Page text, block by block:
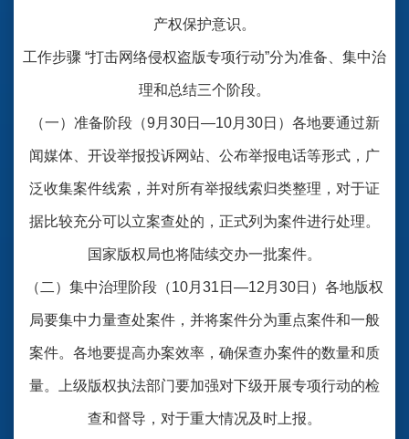
产权保护意识。
工作步骤 “打击网络侵权盗版专项行动”分为准备、集中治
理和总结三个阶段。
（一）准备阶段（9月30日―10月30日）各地要通过新
闻媒体、开设举报投诉网站、公布举报电话等形式，广
泛收集案件线索，并对所有举报线索归类整理，对于证
据比较充分可以立案查处的，正式列为案件进行处理。
国家版权局也将陆续交办一批案件。
（二）集中治理阶段（10月31日―12月30日）各地版权
局要集中力量查处案件，并将案件分为重点案件和一般
案件。各地要提高办案效率，确保查办案件的数量和质
量。上级版权执法部门要加强对下级开展专项行动的检
查和督导，对于重大情况及时上报。